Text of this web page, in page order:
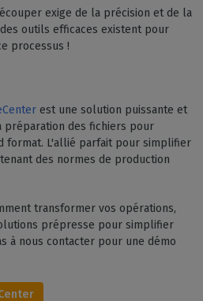
exige de la précision et de la
outils efficaces existent pour
processus !
est une solution puissante et
des fichiers pour
format. L'allié parfait pour simplifier
des normes de production
transformer vos opérations,
prépresse pour simplifier
à nous contacter pour une démo